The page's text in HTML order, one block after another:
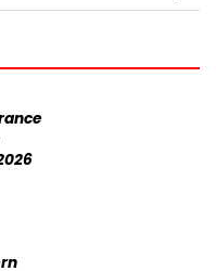
dan Vadel Alfajar